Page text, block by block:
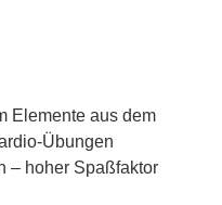
Elemente aus dem
Übungen
– hoher Spaßfaktor